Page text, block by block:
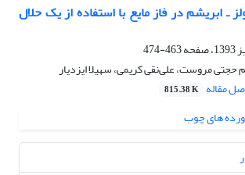
ـ ابریشم در فاز مایع با استفاده از یک حلال
463-474
حجتی مروست، علی‌نقی کریمی، سهیلا ایزدیار
مقاله 815.38 K